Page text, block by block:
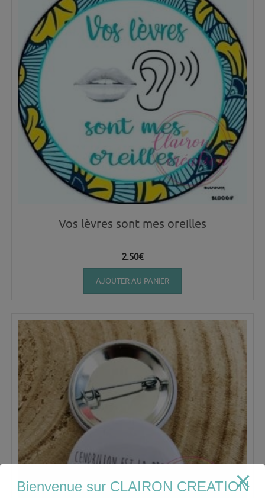
Vos lèvres sont mes oreilles
2.50€
AJOUTER AU PANIER
Bienvenue sur CLAIRON CREATION